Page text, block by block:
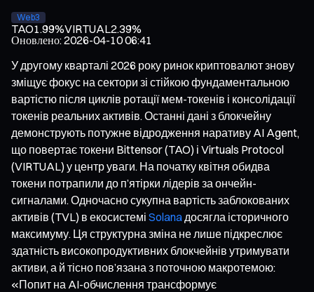
Web3
TAO1.99%VIRTUAL2.39%
Оновлено:2026-04-10 06:41
У другому кварталі 2026 року ринок криптовалют знову
зміщує фокус на сектори зі стійкою фундаментальною
вартістю після циклів ротації мем-токенів і консолідації
токенів реальних активів. Останні дані з блокчейну
демонструють потужне відродження наративу AI Agent,
що повертає токени Bittensor (TAO) і Virtuals Protocol
(VIRTUAL) у центр уваги. На початку квітня обидва
токени потрапили до п’ятірки лідерів за ончейн-
сигналами. Одночасно сукупна вартість заблокованих
активів (TVL) в екосистемі Solana досягла історичного
максимуму. Ця структурна зміна не лише підкреслює
здатність високопродуктивних блокчейнів утримувати
активи, а й тісно пов’язана з поточною макротемою:
«Попит на AI-обчислення трансформує